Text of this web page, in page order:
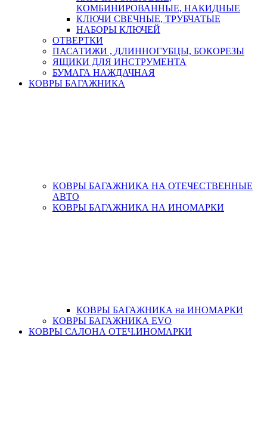
КОМБИНИРОВАННЫЕ, НАКИДНЫЕ
КЛЮЧИ СВЕЧНЫЕ, ТРУБЧАТЫЕ
НАБОРЫ КЛЮЧЕЙ
ОТВЕРТКИ
ПАСАТИЖИ , ДЛИННОГУБЦЫ, БОКОРЕЗЫ
ЯЩИКИ ДЛЯ ИНСТРУМЕНТА
БУМАГА НАЖДАЧНАЯ
КОВРЫ БАГАЖНИКА
КОВРЫ БАГАЖНИКА НА ОТЕЧЕСТВЕННЫЕ
АВТО
КОВРЫ БАГАЖНИКА НА ИНОМАРКИ
КОВРЫ БАГАЖНИКА на ИНОМАРКИ
КОВРЫ БАГАЖНИКА EVO
КОВРЫ САЛОНА ОТЕЧ.ИНОМАРКИ